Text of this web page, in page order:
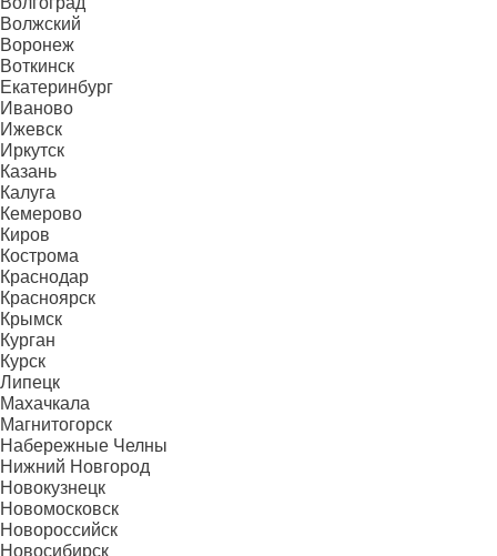
Волжский
Воронеж
Воткинск
Екатеринбург
Иваново
Ижевск
Иркутск
Казань
Калуга
Кемерово
Киров
Кострома
Краснодар
Красноярск
Крымск
Курган
Курск
Липецк
Махачкала
Магнитогорск
Набережные Челны
Нижний Новгород
Новокузнецк
Новомосковск
Новороссийск
Новосибирск